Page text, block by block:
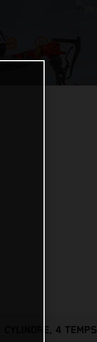
CYLINDRE, 4 TEMPS